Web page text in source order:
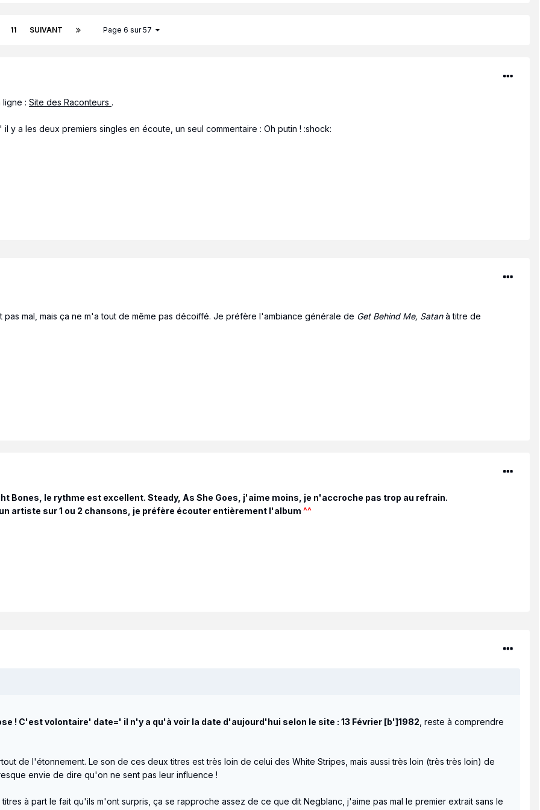
11 SUIVANT Page 6 sur 57
: Site des Raconteurs .
y a les deux premiers singles en écoute, un seul commentaire : Oh putin ! :shock:
mal, mais ça ne m'a tout de même pas décoiffé. Je préfère l'ambiance générale de Get Behind Me, Satanà titre de
Bones, le rythme est excellent. Steady, As She Goes, j'aime moins, je n'accroche pas trop au refrain.
artiste sur 1 ou 2 chansons, je préfère écouter entièrement l'album ^^
! C'est volontaire' date=' il n'y a qu'à voir la date d'aujourd'hui selon le site : 13 Février [b']1982 , reste à comprendre
de l'étonnement. Le son de ces deux titres est très loin de celui des White Stripes, mais aussi très loin (très très loin) de
envie de dire qu'on ne sent pas leur influence !
à part le fait qu'ils m'ont surpris, ça se rapproche assez de ce que dit Negblanc, j'aime pas mal le premier extrait sans le